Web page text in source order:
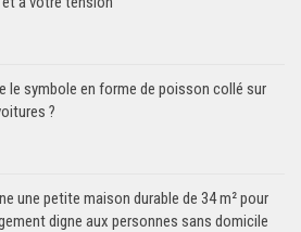
le symbole en forme de poisson collé sur
?
une petite maison durable de 34 m² pour
digne aux personnes sans domicile